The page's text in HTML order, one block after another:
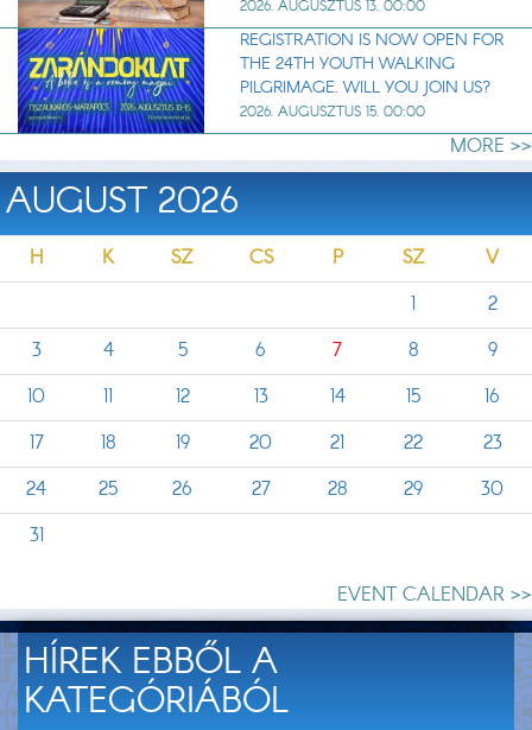
2026. AUGUSZTUS 13. 00:00
REGISTRATION IS NOW OPEN FOR
THE 24TH YOUTH WALKING
PILGRIMAGE. WILL YOU JOIN US?
2026. AUGUSZTUS 15. 00:00
MORE >>
AUGUST 2026
H K SZ CS P SZ
V
1
2
3
4 5 6 7 8
9
10
11 12 13 14 15
16
17
18 19 20 21 22
23
24
25 26 27 28 29
30
31
EVENT CALENDAR >>
HÍREK EBBŐL A
KATEGÓRIÁBÓL